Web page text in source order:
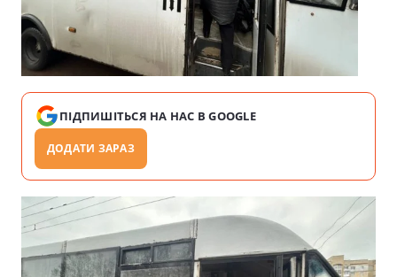
ПІДПИШІТЬСЯ НА НАС В GOOGLE
ДОДАТИ ЗАРАЗ